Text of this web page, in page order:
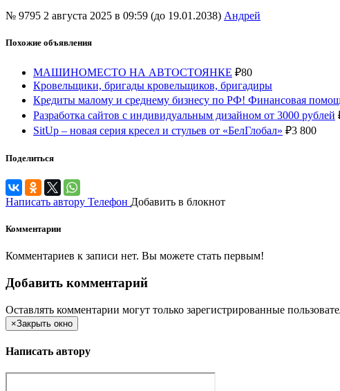
№ 9795 2 августа 2025 в 09:59 (до 19.01.2038) Андрей
Похожие объявления
МАШИНОМЕСТО НА АВТОСТОЯНКЕ ₽80
Кровельщики, бригады кровельщиков, бригадиры
Кредиты малому и среднему бизнесу по РФ! Финансовая
Разработка сайтов с индивидуальным дизайном от 3000 рублей
SitUp – новая серия кресел и стульев от «БелГлобал» ₽3 800
Поделиться
Написать автору Телефон Добавить в блокнот
Комментарии
Комментариев к записи нет. Вы можете стать первым!
Добавить комментарий
Оставлять комментарии могут только зарегистрированные
×Закрыть окно
Написать автору